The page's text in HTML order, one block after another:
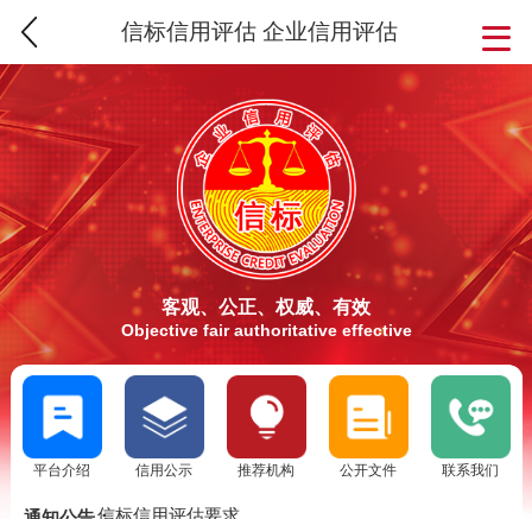
信标信用评估 企业信用评估
客观、公正、权威、有效
Objective fair authoritative effective
平台介绍 信用公示 推荐机构 公开文件 联系我们
信标信用评估要求